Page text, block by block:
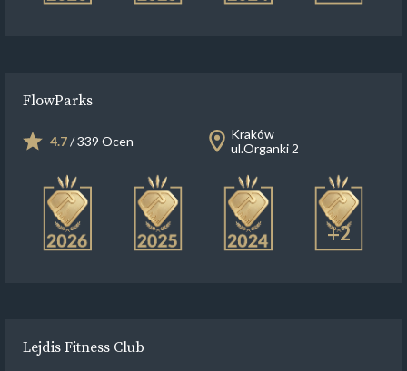
FlowParks
4.7/ 339 Ocen
Kraków
ul.Organki 2
+2
Lejdis Fitness Club